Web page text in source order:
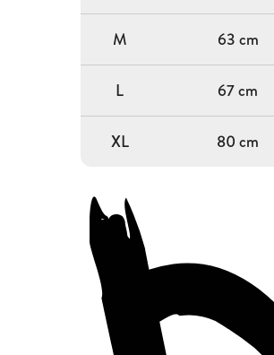
M 63 cm
L 67 cm
XL 80 cm